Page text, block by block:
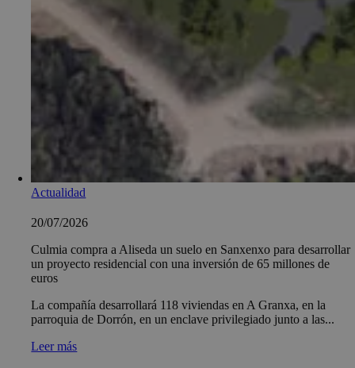
Actualidad
20/07/2026
Culmia compra a Aliseda un suelo en Sanxenxo para desarrollar
un proyecto residencial con una inversión de 65 millones de
euros
La compañía desarrollará 118 viviendas en A Granxa, en la
parroquia de Dorrón, en un enclave privilegiado junto a las...
Leer más